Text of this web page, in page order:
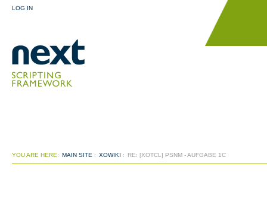
LOG IN
YOU ARE HERE: MAIN SITE : XOWIKI : RE: [XOTCL] PSNM - AUFGABE 1C